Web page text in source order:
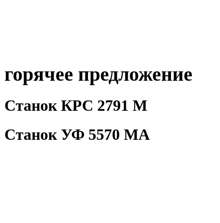
горячее предложение
Станок КРС 2791 М
Станок УФ 5570 МА